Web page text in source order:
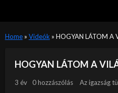
Home» Videók » HOGYAN LÁTOM A
HOGYAN LÁTOM A
3 év 0 hozzászólás Az igazság